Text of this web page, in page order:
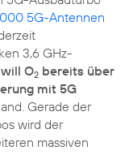
5G-Antennen
3,6 GHz-
O2 bereits über
mit 5G
Gerade der
wird der
massiven